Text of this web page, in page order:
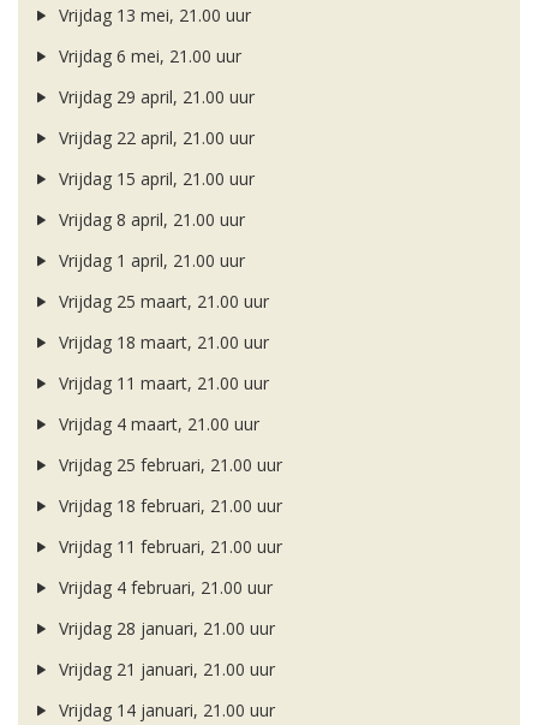
Vrijdag 13 mei, 21.00 uur
Vrijdag 6 mei, 21.00 uur
Vrijdag 29 april, 21.00 uur
Vrijdag 22 april, 21.00 uur
Vrijdag 15 april, 21.00 uur
Vrijdag 8 april, 21.00 uur
Vrijdag 1 april, 21.00 uur
Vrijdag 25 maart, 21.00 uur
Vrijdag 18 maart, 21.00 uur
Vrijdag 11 maart, 21.00 uur
Vrijdag 4 maart, 21.00 uur
Vrijdag 25 februari, 21.00 uur
Vrijdag 18 februari, 21.00 uur
Vrijdag 11 februari, 21.00 uur
Vrijdag 4 februari, 21.00 uur
Vrijdag 28 januari, 21.00 uur
Vrijdag 21 januari, 21.00 uur
Vrijdag 14 januari, 21.00 uur